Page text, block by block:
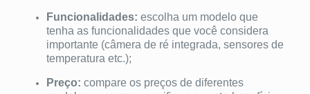
Funcionalidades: escolha um modelo que
tenha as funcionalidades que você considera
importante (câmera de ré integrada, sensores de
temperatura etc.);
Preço: compare os preços de diferentes